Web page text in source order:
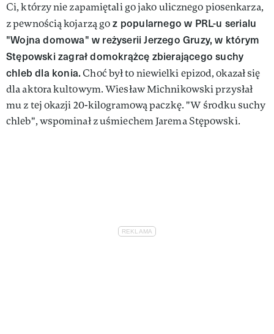
Ci, którzy nie zapamiętali go jako ulicznego piosenkarza,
z pewnością kojarzą goz popularnego w PRL-u serialu
"Wojna domowa" w reżyserii Jerzego Gruzy, w którym
Stępowski zagrał domokrążcę zbierającego suchy
chleb dla konia. Choć był to niewielki epizod, okazał się
dla aktora kultowym. Wiesław Michnikowski przysłał
mu z tej okazji 20-kilogramową paczkę. "W środku suchy
chleb", wspominał z uśmiechem Jarema Stępowski.